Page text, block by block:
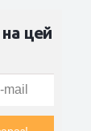
цей